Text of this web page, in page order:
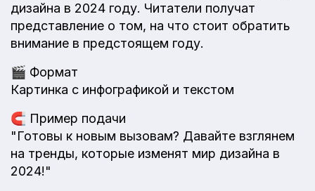
дизайна в 2024 году. Читатели получат
представление о том, на что стоит обратить
внимание в предстоящем году.
🎬 Формат
Картинка с инфографикой и текстом
🧲 Пример подачи
"Готовы к новым вызовам? Давайте взглянем
на тренды, которые изменят мир дизайна в
2024!"